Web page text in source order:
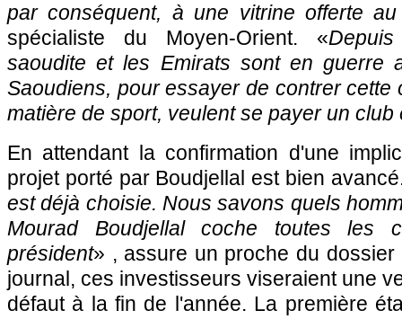
par conséquent, à une vitrine offerte
spécialiste du Moyen-Orient. «
saoudite et les Emirats sont en guerre
Saoudiens, pour essayer de contrer cette
matière de sport, veulent se payer un club
En attendant la confirmation d'une
projet porté par Boudjellal est bien
est déjà choisie. Nous savons quels
Mourad Boudjellal coche toutes les
président» , assure un proche du
journal, ces investisseurs viseraient une
défaut à la fin de l'année. La première